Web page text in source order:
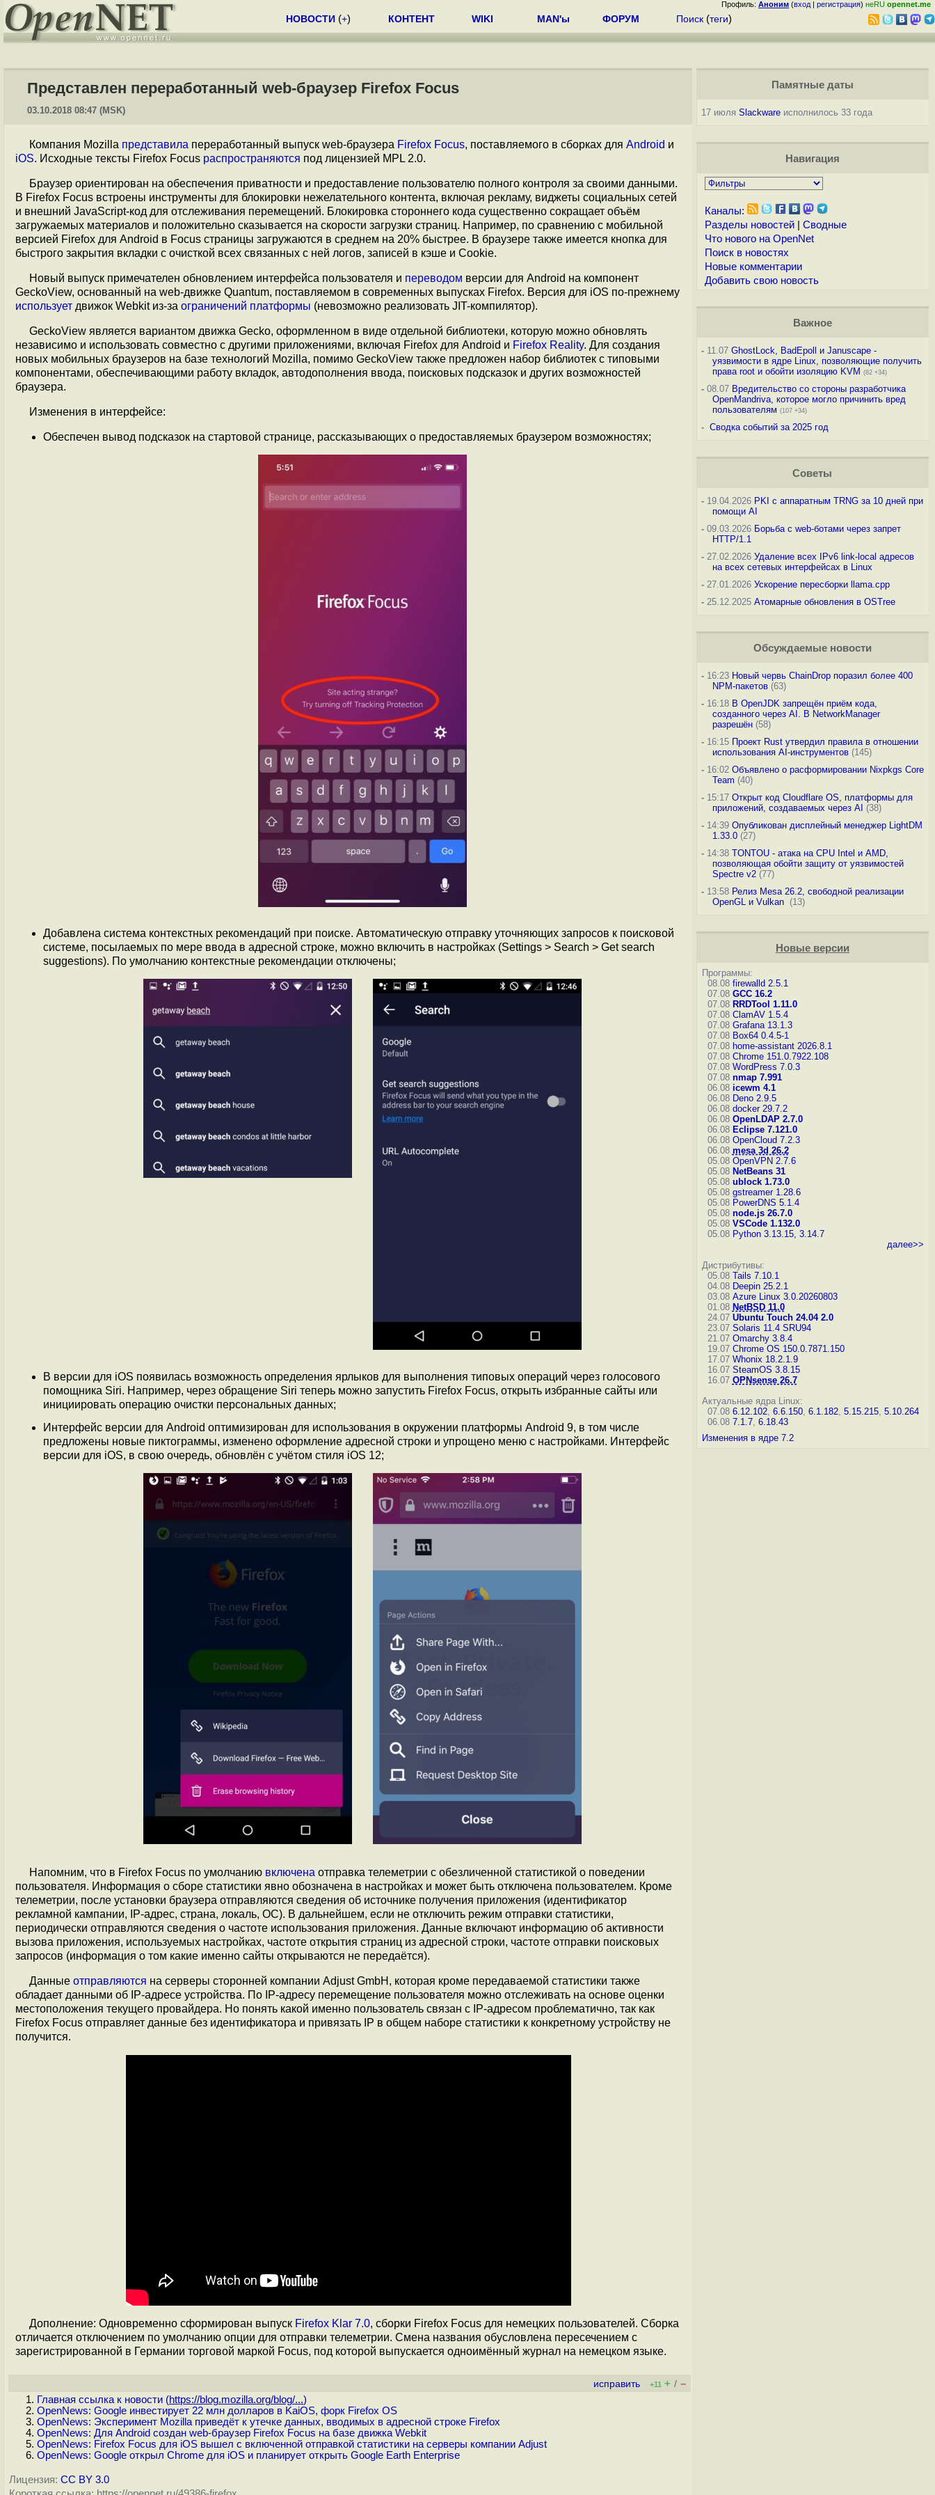
Профиль: Аноним (вход | регистрация) неRU opennet.me
НОВОСТИ (+) КОНТЕНТ WIKI MAN'ы ФОРУМ Поиск (теги)
Представлен переработанный web-браузер Firefox Focus
03.10.2018 08:47 (MSK)
Компания Mozilla представила переработанный выпуск web-браузера Firefox Focus, поставляемого в сборках для Android и
iOS. Исходные тексты Firefox Focus распространяются под лицензией MPL 2.0.
Браузер ориентирован на обеспечения приватности и предоставление пользователю полного контроля за своими данными.
В Firefox Focus встроены инструменты для блокировки нежелательного контента, включая рекламу, виджеты социальных сетей
и внешний JavaScript-код для отслеживания перемещений. Блокировка стороннего кода существенно сокращает объём
загружаемых материалов и положительно сказывается на скорости загрузки страниц. Например, по сравнению с мобильной
версией Firefox для Android в Focus страницы загружаются в среднем на 20% быстрее. В браузере также имеется кнопка для
быстрого закрытия вкладки с очисткой всех связанных с ней логов, записей в кэше и Cookie.
Новый выпуск примечателен обновлением интерфейса пользователя и переводом версии для Android на компонент
GeckoView, основанный на web-движке Quantum, поставляемом в современных выпусках Firefox. Версия для iOS по-прежнему
использует движок Webkit из-за ограничений платформы (невозможно реализовать JIT-компилятор).
GeckoView является вариантом движка Gecko, оформленном в виде отдельной библиотеки, которую можно обновлять
независимо и использовать совместно с другими приложениями, включая Firefox для Android и Firefox Reality. Для создания
новых мобильных браузеров на базе технологий Mozilla, помимо GeckoView также предложен набор библиотек с типовыми
компонентами, обеспечивающими работу вкладок, автодополнения ввода, поисковых подсказок и других возможностей
браузера.
Изменения в интерфейсе:
Обеспечен вывод подсказок на стартовой странице, рассказывающих о предоставляемых браузером возможностях;
Добавлена система контекстных рекомендаций при поиске. Автоматическую отправку уточняющих запросов к поисковой
системе, посылаемых по мере ввода в адресной строке, можно включить в настройках (Settings > Search > Get search
suggestions). По умолчанию контекстные рекомендации отключены;
В версии для iOS появилась возможность определения ярлыков для выполнения типовых операций через голосового
помощника Siri. Например, через обращение Siri теперь можно запустить Firefox Focus, открыть избранные сайты или
инициировать операцию очистки персональных данных;
Интерфейс версии для Android оптимизирован для использования в окружении платформы Android 9, в том числе
предложены новые пиктограммы, изменено оформление адресной строки и упрощено меню с настройками. Интерфейс
версии для iOS, в свою очередь, обновлён с учётом стиля iOS 12;
Напомним, что в Firefox Focus по умолчанию включена отправка телеметрии с обезличенной статистикой о поведении
пользователя. Информация о сборе статистики явно обозначена в настройках и может быть отключена пользователем. Кроме
телеметрии, после установки браузера отправляются сведения об источнике получения приложения (идентификатор
рекламной кампании, IP-адрес, страна, локаль, ОС). В дальнейшем, если не отключить режим отправки статистики,
периодически отправляются сведения о частоте использования приложения. Данные включают информацию об активности
вызова приложения, используемых настройках, частоте открытия страниц из адресной строки, частоте отправки поисковых
запросов (информация о том какие именно сайты открываются не передаётся).
Данные отправляются на серверы сторонней компании Adjust GmbH, которая кроме передаваемой статистики также
обладает данными об IP-адресе устройства. По IP-адресу перемещение пользователя можно отслеживать на основе оценки
местоположения текущего провайдера. Но понять какой именно пользователь связан с IP-адресом проблематично, так как
Firefox Focus отправляет данные без идентификатора и привязать IP в общем наборе статистики к конкретному устройству не
получится.
Дополнение: Одновременно сформирован выпуск Firefox Klar 7.0, сборки Firefox Focus для немецких пользователей. Сборка
отличается отключением по умолчанию опции для отправки телеметрии. Смена названия обусловлена пересечением с
зарегистрированной в Германии торговой маркой Focus, под которой выпускается одноимённый журнал на немецком языке.
исправить +11 + / –
Главная ссылка к новости (https://blog.mozilla.org/blog/...)
OpenNews: Google инвестирует 22 млн долларов в KaiOS, форк Firefox OS
OpenNews: Эксперимент Mozilla приведёт к утечке данных, вводимых в адресной строке Firefox
OpenNews: Для Android создан web-браузер Firefox Focus на базе движка Webkit
OpenNews: Firefox Focus для iOS вышел с включенной отправкой статистики на серверы компании Adjust
OpenNews: Google открыл Chrome для iOS и планирует открыть Google Earth Enterprise
Лицензия: CC BY 3.0
Памятные даты
17 июля Slackwareисполнилось 33 года
Навигация
Каналы:
Разделы новостей| Сводные
Что нового на OpenNet
Поиск в новостях
Новые комментарии
Добавить свою новость
Важное
-11.07 GhostLock, BadEpoll и Januscape -
уязвимости в ядре Linux, позволяющие получить
права root и обойти изоляцию KVM (82 +34)
-08.07 Вредительство со стороны разработчика
OpenMandriva, которое могло причинить вред
пользователям (107 +34)
- Сводка событий за 2025 год
Советы
-19.04.2026 PKI с аппаратным TRNG за 10 дней при
помощи AI
-09.03.2026 Борьба с web-ботами через запрет
HTTP/1.1
-27.02.2026 Удаление всех IPv6 link-local адресов
на всех сетевых интерфейсах в Linux
-27.01.2026 Ускорение пересборки llama.cpp
-25.12.2025 Атомарные обновления в OSTree
Обсуждаемые новости
-16:23 Новый червь ChainDrop поразил более 400
NPM-пакетов(63)
-16:18 В OpenJDK запрещён приём кода,
созданного через AI. В NetworkManager
разрешён(58)
-16:15 Проект Rust утвердил правила в отношении
использования AI-инструментов(145)
-16:02 Объявлено о расформировании Nixpkgs Core
Team (40)
-15:17 Открыт код Cloudflare OS, платформы для
приложений, создаваемых через AI (38)
-14:39 Опубликован дисплейный менеджер LightDM
1.33.0(27)
-14:38 TONTOU - атака на CPU Intel и AMD,
позволяющая обойти защиту от уязвимостей
Spectre v2(77)
-13:58 Релиз Mesa 26.2, свободной реализации
OpenGL и Vulkan (13)
Новые версии
Программы:
08.08 firewalld 2.5.1
07.08 GCC 16.2
07.08 RRDTool 1.11.0
07.08 ClamAV 1.5.4
07.08 Grafana 13.1.3
07.08 Box64 0.4.5-1
07.08 home-assistant 2026.8.1
07.08 Chrome 151.0.7922.108
07.08 WordPress 7.0.3
07.08 nmap 7.991
06.08 icewm 4.1
06.08 Deno 2.9.5
06.08 docker 29.7.2
06.08 OpenLDAP 2.7.0
06.08 Eclipse 7.121.0
06.08 OpenCloud 7.2.3
06.08 mesa 3d 26.2
05.08 OpenVPN 2.7.6
05.08 NetBeans 31
05.08 ublock 1.73.0
05.08 gstreamer 1.28.6
05.08 PowerDNS 5.1.4
05.08 node.js 26.7.0
05.08 VSCode 1.132.0
05.08 Python 3.13.15, 3.14.7
далее>>
Дистрибутивы:
05.08 Tails 7.10.1
04.08 Deepin 25.2.1
03.08 Azure Linux 3.0.20260803
01.08 NetBSD 11.0
24.07 Ubuntu Touch 24.04 2.0
23.07 Solaris 11.4 SRU94
21.07 Omarchy 3.8.4
19.07 Chrome OS 150.0.7871.150
17.07 Whonix 18.2.1.9
16.07 SteamOS 3.8.15
16.07 OPNsense 26.7
Актуальные ядра Linux:
07.08 6.12.102, 6.6.150, 6.1.182, 5.15.215, 5.10.264
06.08 7.1.7, 6.18.43
Изменения в ядре 7.2